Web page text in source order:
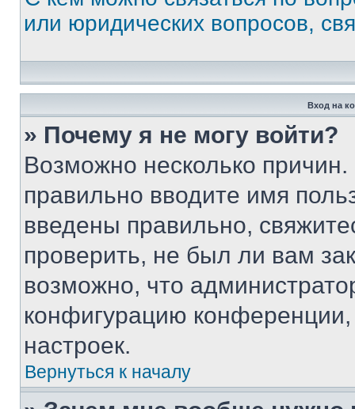
или юридических вопросов,
Вход на
» Почему я не могу войти?
Возможно несколько
правильно вводите имя
введены правильно,
проверить, не был ли вам
возможно, что
конфигурацию
настроек.
Вернуться к началу